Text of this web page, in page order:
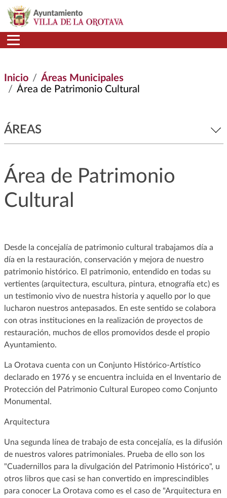
Pasar al contenido principal
Inicio
Áreas Municipales
Área de Patrimonio Cultural
ÁREAS
Área de Patrimonio
Cultural
Desde la concejalía de patrimonio cultural trabajamos día a
día en la restauración, conservación y mejora de nuestro
patrimonio histórico. El patrimonio, entendido en todas su
vertientes (arquitectura, escultura, pintura, etnografía etc) es
un testimonio vivo de nuestra historia y aquello por lo que
lucharon nuestros antepasados. En este sentido se colabora
con otras instituciones en la realización de proyectos de
restauración, muchos de ellos promovidos desde el propio
Ayuntamiento.
La Orotava cuenta con un Conjunto Histórico-Artístico
declarado en 1976 y se encuentra incluida en el Inventario de
Protección del Patrimonio Cultural Europeo como Conjunto
Monumental.
Arquitectura
Una segunda línea de trabajo de esta concejalía, es la difusión
de nuestros valores patrimoniales. Prueba de ello son los
"Cuadernillos para la divulgación del Patrimonio Histórico", u
otros libros que casi se han convertido en imprescindibles
para conocer La Orotava como es el caso de "Arquitectura en